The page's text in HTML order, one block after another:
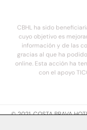
CBHL ha sido
cuyo objetivo es
información y de las
gracias al que ha
online. Esta acción ha
con el apoyo
© 2021. COSTA BRAVA